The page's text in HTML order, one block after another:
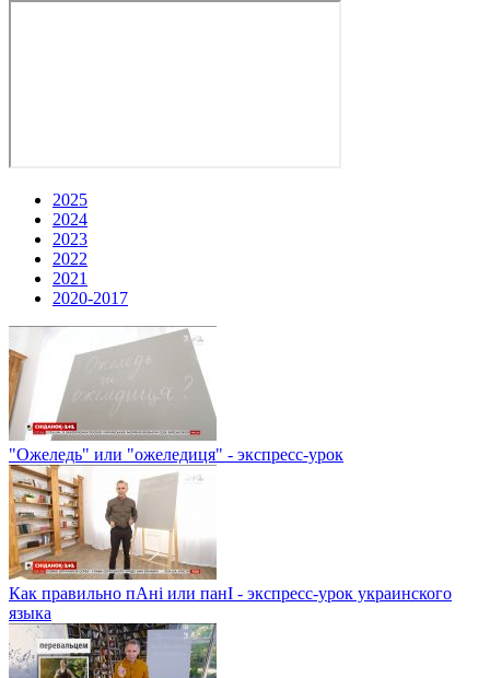
2025
2024
2023
2022
2021
2020-2017
"Ожеледь" или "ожеледиця" - экспресс-урок
Как правильно пАні или панІ - экспресс-урок украинского
языка